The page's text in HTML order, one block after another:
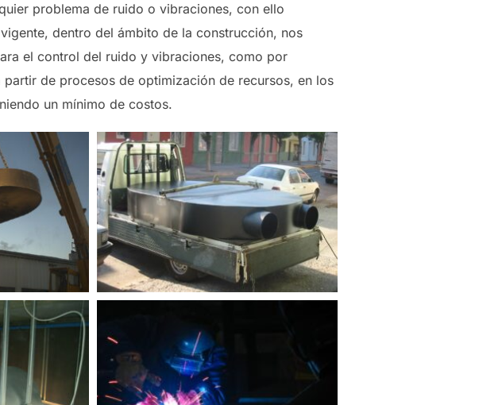
problema de ruido o vibraciones, con ello
dentro del ámbito de la construcción, nos
el control del ruido y vibraciones, como por
de procesos de optimización de recursos, en los
un mínimo de costos.